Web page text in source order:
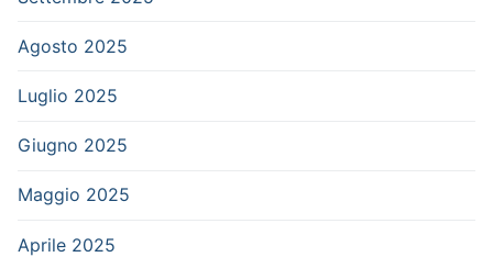
Agosto 2025
Luglio 2025
Giugno 2025
Maggio 2025
Aprile 2025